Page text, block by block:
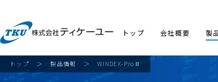
トップ 会社概要 製
トップ ＞製品情報 ＞ WINDEX-ProⅡ